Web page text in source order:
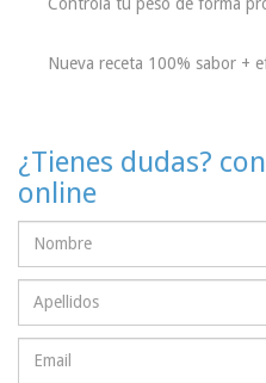
Nueva receta 100% sabor +
¿Tienes dudas?
online